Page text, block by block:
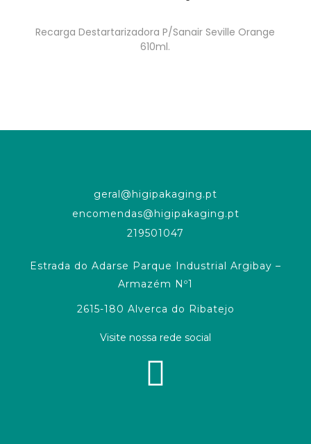
Recarga Destartarizadora P/Sanair Seville Orange
610ml.
geral@higipakaging.pt
encomendas@higipakaging.pt
219501047
Estrada do Adarse Parque Industrial Argibay –
Armazém Nº1
2615-180 Alverca do Ribatejo
Visite nossa rede social